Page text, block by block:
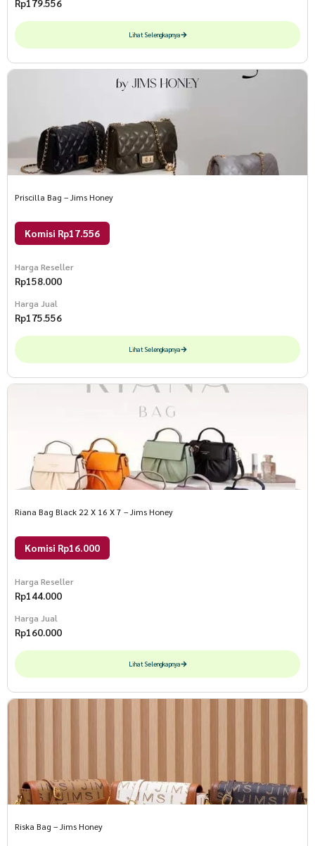
Rp179.556
Lihat Selengkapnya
Priscilla Bag – Jims Honey
Komisi Rp17.556
Harga Reseller
Rp158.000
Harga Jual
Rp175.556
Lihat Selengkapnya
Riana Bag Black 22 X 16 X 7 – Jims Honey
Komisi Rp16.000
Harga Reseller
Rp144.000
Harga Jual
Rp160.000
Lihat Selengkapnya
Riska Bag – Jims Honey